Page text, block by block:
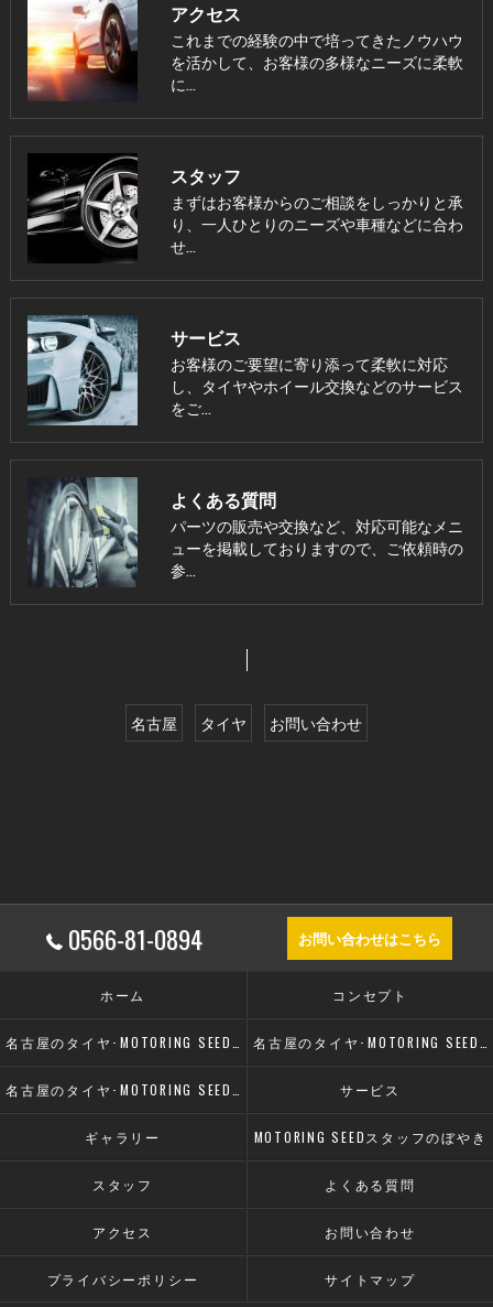
アクセス
これまでの経験の中で培ってきたノウハウ
を活かして、お客様の多様なニーズに柔軟
に…
スタッフ
まずはお客様からのご相談をしっかりと承
り、一人ひとりのニーズや車種などに合わ
せ…
サービス
お客様のご要望に寄り添って柔軟に対応
し、タイヤやホイール交換などのサービス
をご…
よくある質問
パーツの販売や交換など、対応可能なメニ
ューを掲載しておりますので、ご依頼時の
参…
名古屋 タイヤ お問い合わせ
0566-81-0894 お問い合わせはこちら
ホーム コンセプト
サービス
ギャラリー MOTORING SEEDスタッフのぼやき
スタッフ よくある質問
アクセス お問い合わせ
プライバシーポリシー サイトマップ